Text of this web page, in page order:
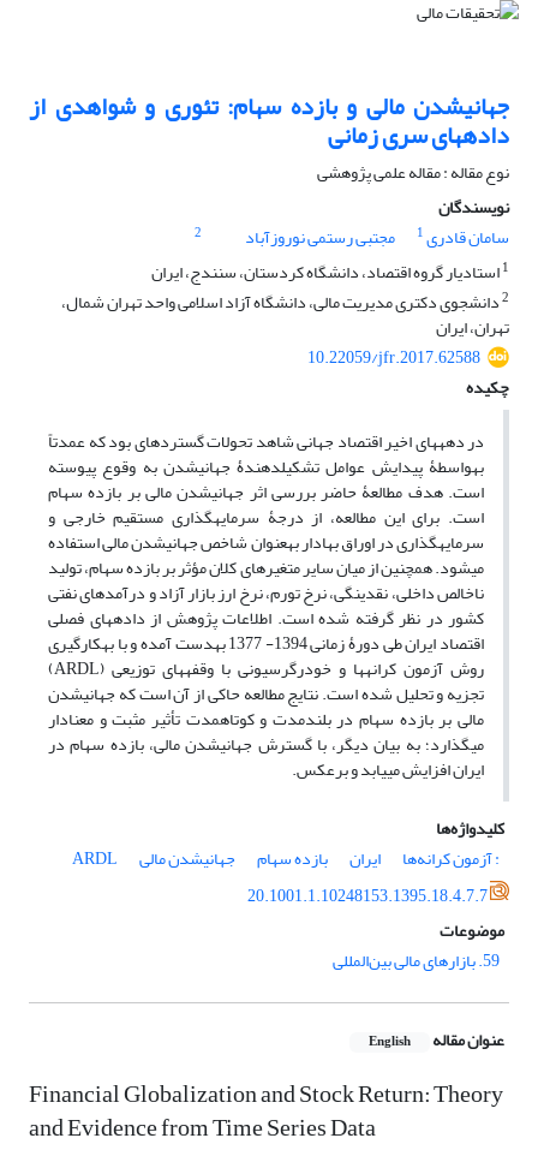
جهانی‎شدن مالی و بازده سهام: تئوری و شواهدی از
داده‏های سری زمانی
نوع مقاله : مقاله علمی پژوهشی
نویسندگان
سامان قادری1 مجتبی رستمی نوروزآباد
2
1استادیار گروه اقتصاد، دانشگاه کردستان، سنندج، ایران
2دانشجوی دکتری مدیریت مالی، دانشگاه آزاد اسلامی واحد تهران شمال،
تهران، ایران
10.22059/jfr.2017.62588
چکیده
در دهه‏های اخیر اقتصاد جهانی شاهد تحولات گسترده‏ای بود که عمدتاً
به‎واسطۀ پیدایش عوامل تشکیل‎دهندۀ جهانی‎شدن به وقوع پیوسته
است. هدف مطالعۀ حاضر بررسی اثر جهانی‎شدن مالی بر بازده سهام
است. برای این مطالعه، از درجۀ سرمایه‏گذاری مستقیم خارجی و
سرمایه‏گذاری در اوراق بهادار به‎عنوان شاخص جهانی‎شدن مالی استفاده
می‎شود. همچنین از میان سایر متغیرهای کلان مؤثر بر بازده سهام، تولید
ناخالص داخلی، نقدینگی، نرخ تورم، نرخ ارز بازار آزاد و درآمدهای نفتی
کشور در نظر گرفته شده است. اطلاعات پژوهش از داده‎های فصلی
اقتصاد ایران طی دورۀ زمانی 1394- 1377 به‎دست آمده و با به‎کارگیری
روش آزمون کرانه­ها و خودرگرسیونی با وقفه­های توزیعی (ARDL)
تجزیه و تحلیل شده است. نتایج مطالعه حاکی از آن است که جهانی‎شدن
مالی بر بازده سهام در بلندمدت و کوتاه‎مدت تأثیر مثبت و معنادار
می‎گذارد؛ به بیان دیگر، با گسترش جهانی‎شدن مالی، بازده سهام در
ایران افزایش می‏یابد و برعکس.
کلیدواژه‌ها
: آزمون کرانه‌ها
ایران بازده سهام جهانی‎شدن مالی
ARDL
20.1001.1.10248153.1395.18.4.7.7
موضوعات
59. بازارهای مالی بین‌المللی
عنوان مقاله English
Financial Globalization and Stock Return: Theory
and Evidence from Time Series Data